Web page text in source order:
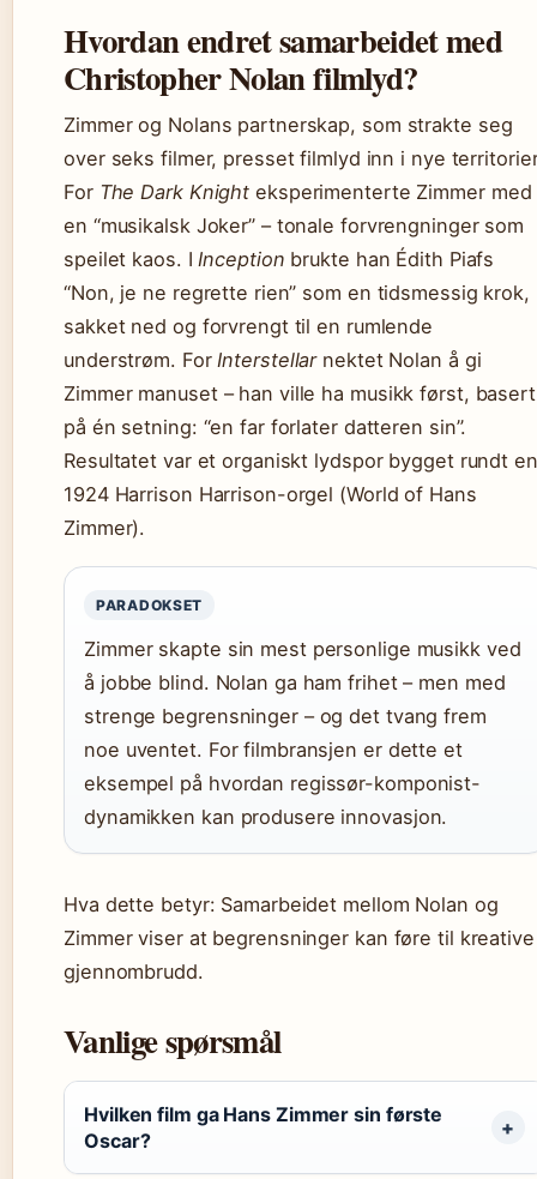
Hvordan endret samarbeidet med
Christopher Nolan filmlyd?
Zimmer og Nolans partnerskap, som strakte seg
over seks filmer, presset filmlyd inn i nye
For The Dark Knight eksperimenterte Zimmer med
en “musikalsk Joker” – tonale forvrengninger som
speilet kaos. IInception brukte han Édith Piafs
“Non, je ne regrette rien” som en tidsmessig krok,
sakket ned og forvrengt til en rumlende
understrøm. ForInterstellarnektet Nolan å gi
Zimmer manuset – han ville ha musikk først, basert
på én setning: “en far forlater datteren sin”.
Resultatet var et organiskt lydspor bygget rundt en
1924 Harrison Harrison-orgel (World of Hans
Zimmer).
PARADOKSET
Zimmer skapte sin mest personlige musikk ved
å jobbe blind. Nolan ga ham frihet – men med
strenge begrensninger – og det tvang frem
noe uventet. For filmbransjen er dette et
eksempel på hvordan regissør-komponist-
dynamikken kan produsere innovasjon.
Hva dette betyr: Samarbeidet mellom Nolan og
Zimmer viser at begrensninger kan føre til kreative
gjennombrudd.
Vanlige spørsmål
Hvilken film ga Hans Zimmer sin første
Oscar?